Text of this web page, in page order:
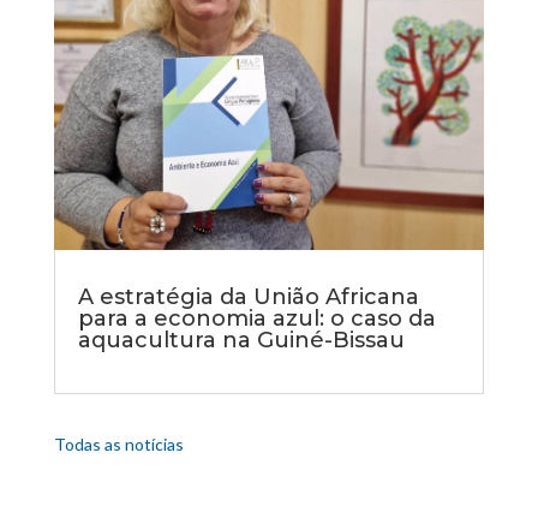
A estratégia da União Africana
para a economia azul: o caso da
aquacultura na Guiné-Bissau
Todas as notícias